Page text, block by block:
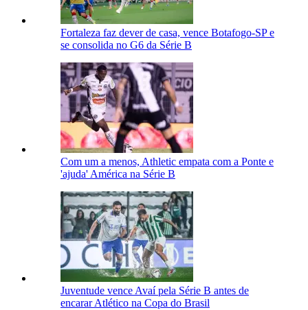
Fortaleza faz dever de casa, vence Botafogo-SP e
se consolida no G6 da Série B
Com um a menos, Athletic empata com a Ponte e
'ajuda' América na Série B
Juventude vence Avaí pela Série B antes de
encarar Atlético na Copa do Brasil